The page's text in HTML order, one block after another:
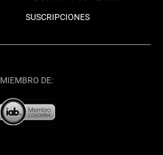
SUSCRIPCIONES
MIEMBRO DE: